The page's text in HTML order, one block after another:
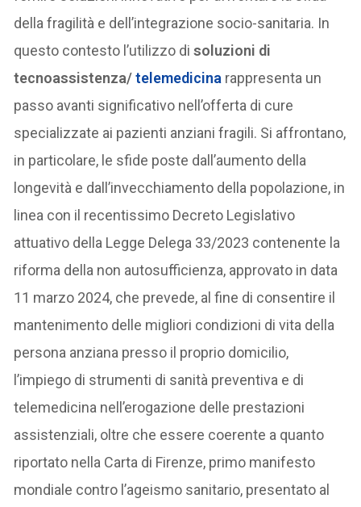
della fragilità e dell’integrazione socio-sanitaria. In
questo contesto l’utilizzo disoluzioni di
tecnoassistenza/telemedicina rappresenta un
passo avanti significativo nell’offerta di cure
specializzate ai pazienti anziani fragili. Si affrontano,
in particolare, le sfide poste dall’aumento della
longevità e dall’invecchiamento della popolazione, in
linea con il recentissimo Decreto Legislativo
attuativo della Legge Delega 33/2023 contenente la
riforma della non autosufficienza, approvato in data
11 marzo 2024, che prevede, al fine di consentire il
mantenimento delle migliori condizioni di vita della
persona anziana presso il proprio domicilio,
l’impiego di strumenti di sanità preventiva e di
telemedicina nell’erogazione delle prestazioni
assistenziali, oltre che essere coerente a quanto
riportato nella Carta di Firenze, primo manifesto
mondiale contro l’ageismo sanitario, presentato al